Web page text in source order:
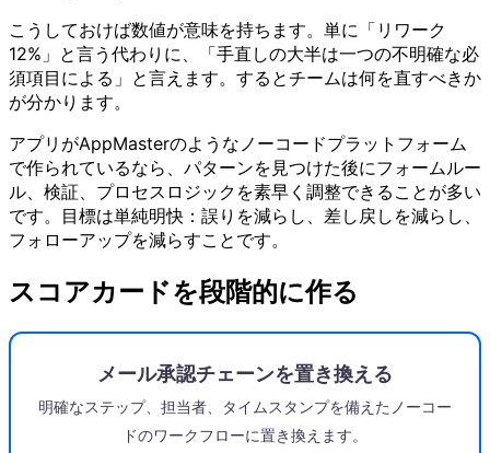
こうしておけば数値が意味を持ちます。単に「リワーク
12%」と言う代わりに、「手直しの大半は一つの不明確な必
須項目による」と言えます。するとチームは何を直すべきか
が分かります。
アプリがAppMasterのようなノーコードプラットフォーム
で作られているなら、パターンを見つけた後にフォームルー
ル、検証、プロセスロジックを素早く調整できることが多い
です。目標は単純明快：誤りを減らし、差し戻しを減らし、
フォローアップを減らすことです。
スコアカードを段階的に作る
メール承認チェーンを置き換える
明確なステップ、担当者、タイムスタンプを備えたノーコー
ドのワークフローに置き換えます。